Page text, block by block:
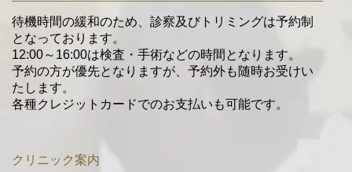
クリニック案内
待機時間の緩和のため、診察及びトリミングは予約制
となっております。
12:00～16:00は検査・手術などの時間となります。
予約の方が優先となりますが、予約外も随時お受けい
たします。
各種クレジットカードでのお支払いも可能です。